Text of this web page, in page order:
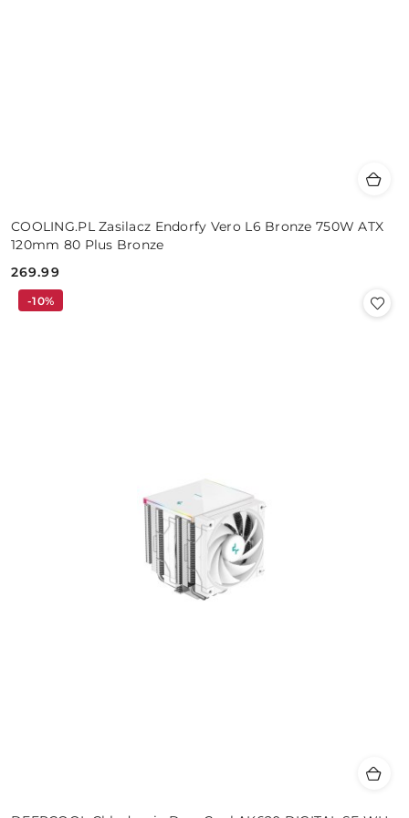
COOLING.PL Zasilacz Endorfy Vero L6 Bronze 750W ATX
120mm 80 Plus Bronze
Cena:
269.99
-10%